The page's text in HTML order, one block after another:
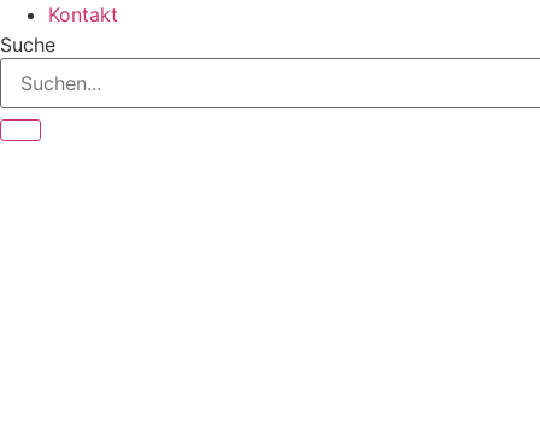
Kontakt
Suche